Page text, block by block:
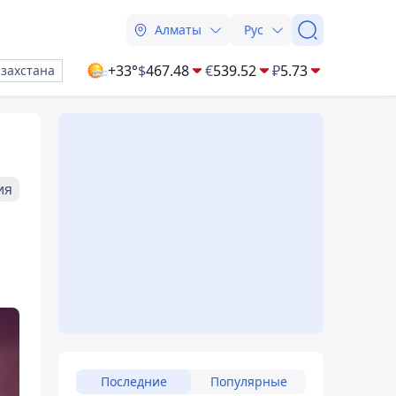
Алматы Рус
+33°$467.48 €539.52 ₽5.73
Последние Популярные